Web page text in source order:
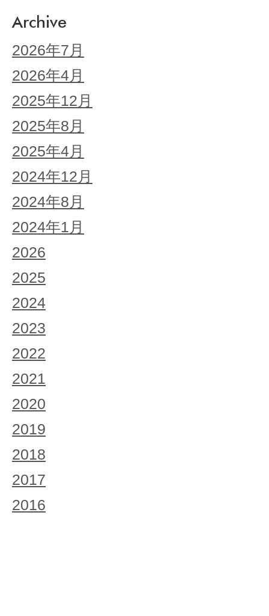
Archive
2026年7月
2026年4月
2025年12月
2025年8月
2025年4月
2024年12月
2024年8月
2024年1月
2026
2025
2024
2023
2022
2021
2020
2019
2018
2017
2016